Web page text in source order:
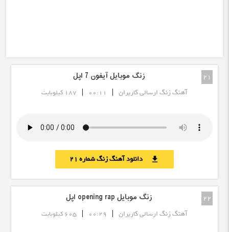
21 زنگ موبایل آیفون 7 اپل
آهنگ زنگ ارسالی کاربران |
00:11
| 187 کیلوبایت
download دانلود آهنگ زنگ شماره 21
22 زنگ موبایل opening rap اپل
آهنگ زنگ ارسالی کاربران |
00:29
| 605 کیلوبایت